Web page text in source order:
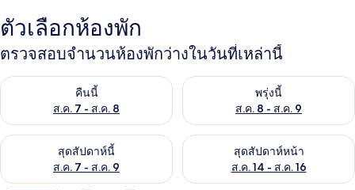
ตัวเลือกห้องพัก
ตรวจสอบจำนวนห้องพักว่างในวันที่เหล่านี้
คืนนี้
ส.ค. 7 - ส.ค. 8
ตรวจสอบจำนวนห้องพักว่างในคืนนี้ ส.ค. 7 - ส.ค. 8พรุ่งนี้
ส.ค. 8 - ส.ค. 9
ตรวจสอบจำนวนห้องพักว่างใน
สุดสัปดาห์นี้
ส.ค. 7 - ส.ค. 9
ตรวจสอบจำนวนห้องพักว่างในสุดสัปดาห์นี้ ส.ค. 7 - ส.ค. 9
สุดสัปดาห์หน้า
ส.ค. 14 - ส.ค. 16
ตรวจสอบจำนวนห้องพักว่างใน